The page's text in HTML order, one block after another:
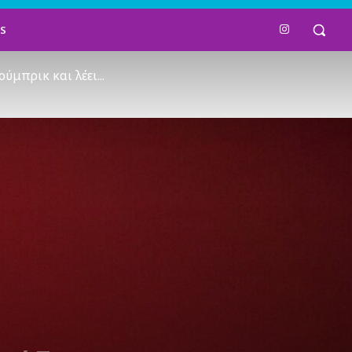
και λέει...